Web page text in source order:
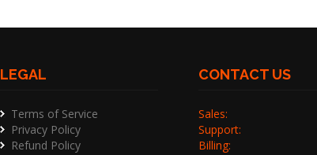
LEGAL
Terms of Service
Privacy Policy
Refund Policy
CONTACT US
Sales:
Support:
Billing: